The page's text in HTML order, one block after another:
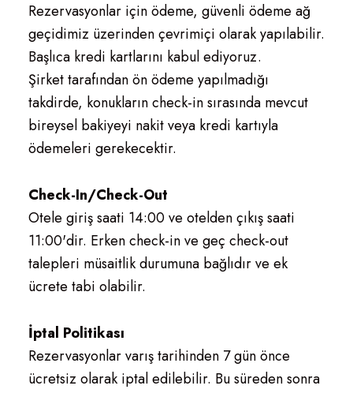
Rezervasyonlar için ödeme, güvenli ödeme ağ
geçidimiz üzerinden çevrimiçi olarak yapılabilir.
Başlıca kredi kartlarını kabul ediyoruz.
Şirket tarafından ön ödeme yapılmadığı
takdirde, konukların check-in sırasında mevcut
bireysel bakiyeyi nakit veya kredi kartıyla
ödemeleri gerekecektir.
Check-In/Check-Out
Otele giriş saati 14:00 ve otelden çıkış saati
11:00'dir. Erken check-in ve geç check-out
talepleri müsaitlik durumuna bağlıdır ve ek
ücrete tabi olabilir.
İptal Politikası
Rezervasyonlar varış tarihinden 7 gün önce
ücretsiz olarak iptal edilebilir. Bu süreden sonra